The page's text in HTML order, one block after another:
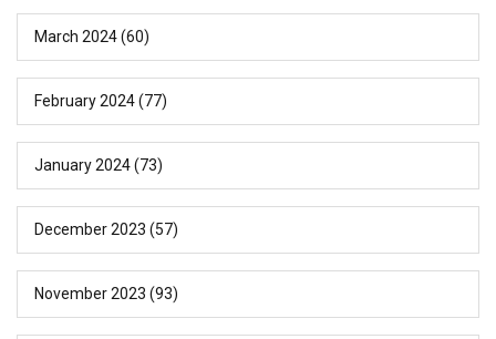
March 2024(60)
February 2024(77)
January 2024(73)
December 2023 (57)
November 2023 (93)